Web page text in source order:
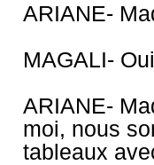
ARIANE-
MAGALI-
ARIANE-
moi, nous
tableaux